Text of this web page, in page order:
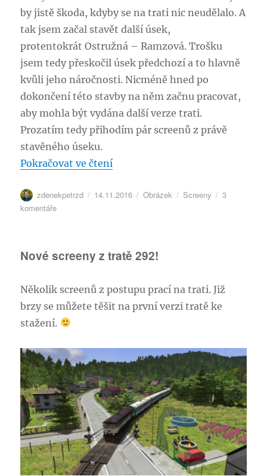
k
Branné
by jistě škoda, kdyby se na trati nic neudělalo. A
tak jsem začal stavět další úsek,
protentokrát Ostružná – Ramzová. Trošku
jsem tedy přeskočil úsek předchozí a to hlavně
kvůli jeho náročnosti. Nicméně hned po
dokončení této stavby na něm začnu pracovat,
aby mohla být vydána další verze trati.
Prozatím tedy přihodím pár screenů z právě
stavěného úseku.
Pokračovat ve čtení„Nový úsek na trati 292 je
Autor:
zdenekpetrzd Publikováno:
14.11.2016 Formát:
Obrázek Rubriky:
Screeny
3
komentářeu
Nový
trati
292
je
Nové screeny z tratě 292!
Několik screenů z postupu prací na trati. Již
brzy se můžete těšit na první verzi tratě ke
stažení.